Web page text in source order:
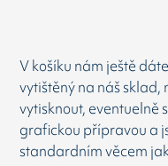
V košíku nám ještě
vytištěný na náš sklad,
vytisknout, eventuelně
grafickou přípravou a
standardním věcem